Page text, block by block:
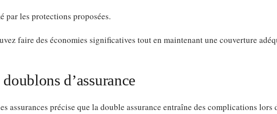
par les protections proposées.
faire des économies significatives tout en maintenant une couverture
d’assurance
assurances précise que la double assurance entraîne des complications lors